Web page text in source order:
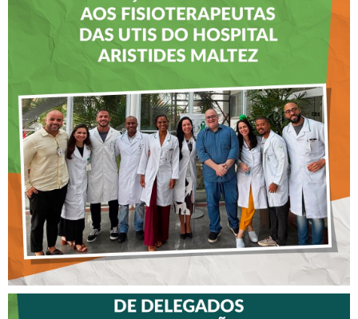
CREFITO-7 LEVA EDUCAÇÃO
CONTINUADA AOS
FISIOTERAPEUTAS DAS UTIs
DO HOSPITAL ARISTIDES
MALTEZ